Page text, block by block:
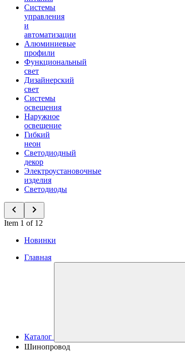
Системы
управления
и
автоматизации
Алюминиевые
профили
Функциональный
свет
Дизайнерский
свет
Системы
освещения
Наружное
освещение
Гибкий
неон
Светодиодный
декор
Электроустановочные
изделия
Светодиоды
Item 1 of 12
Новинки
Главная
Каталог
Шинопровод